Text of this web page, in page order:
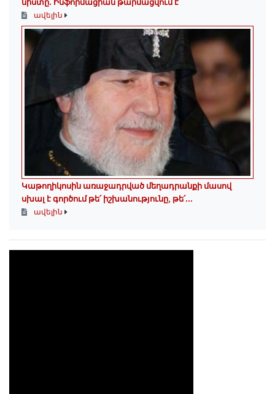
նիստը․ Ինֆորմացիան թարմացվում է
ավելին
Կաթողիկոսին առաջադրված մեղադրանքի մասով
սխալ է գործում թե՛ իշխանությունը, թե՛...
ավելին